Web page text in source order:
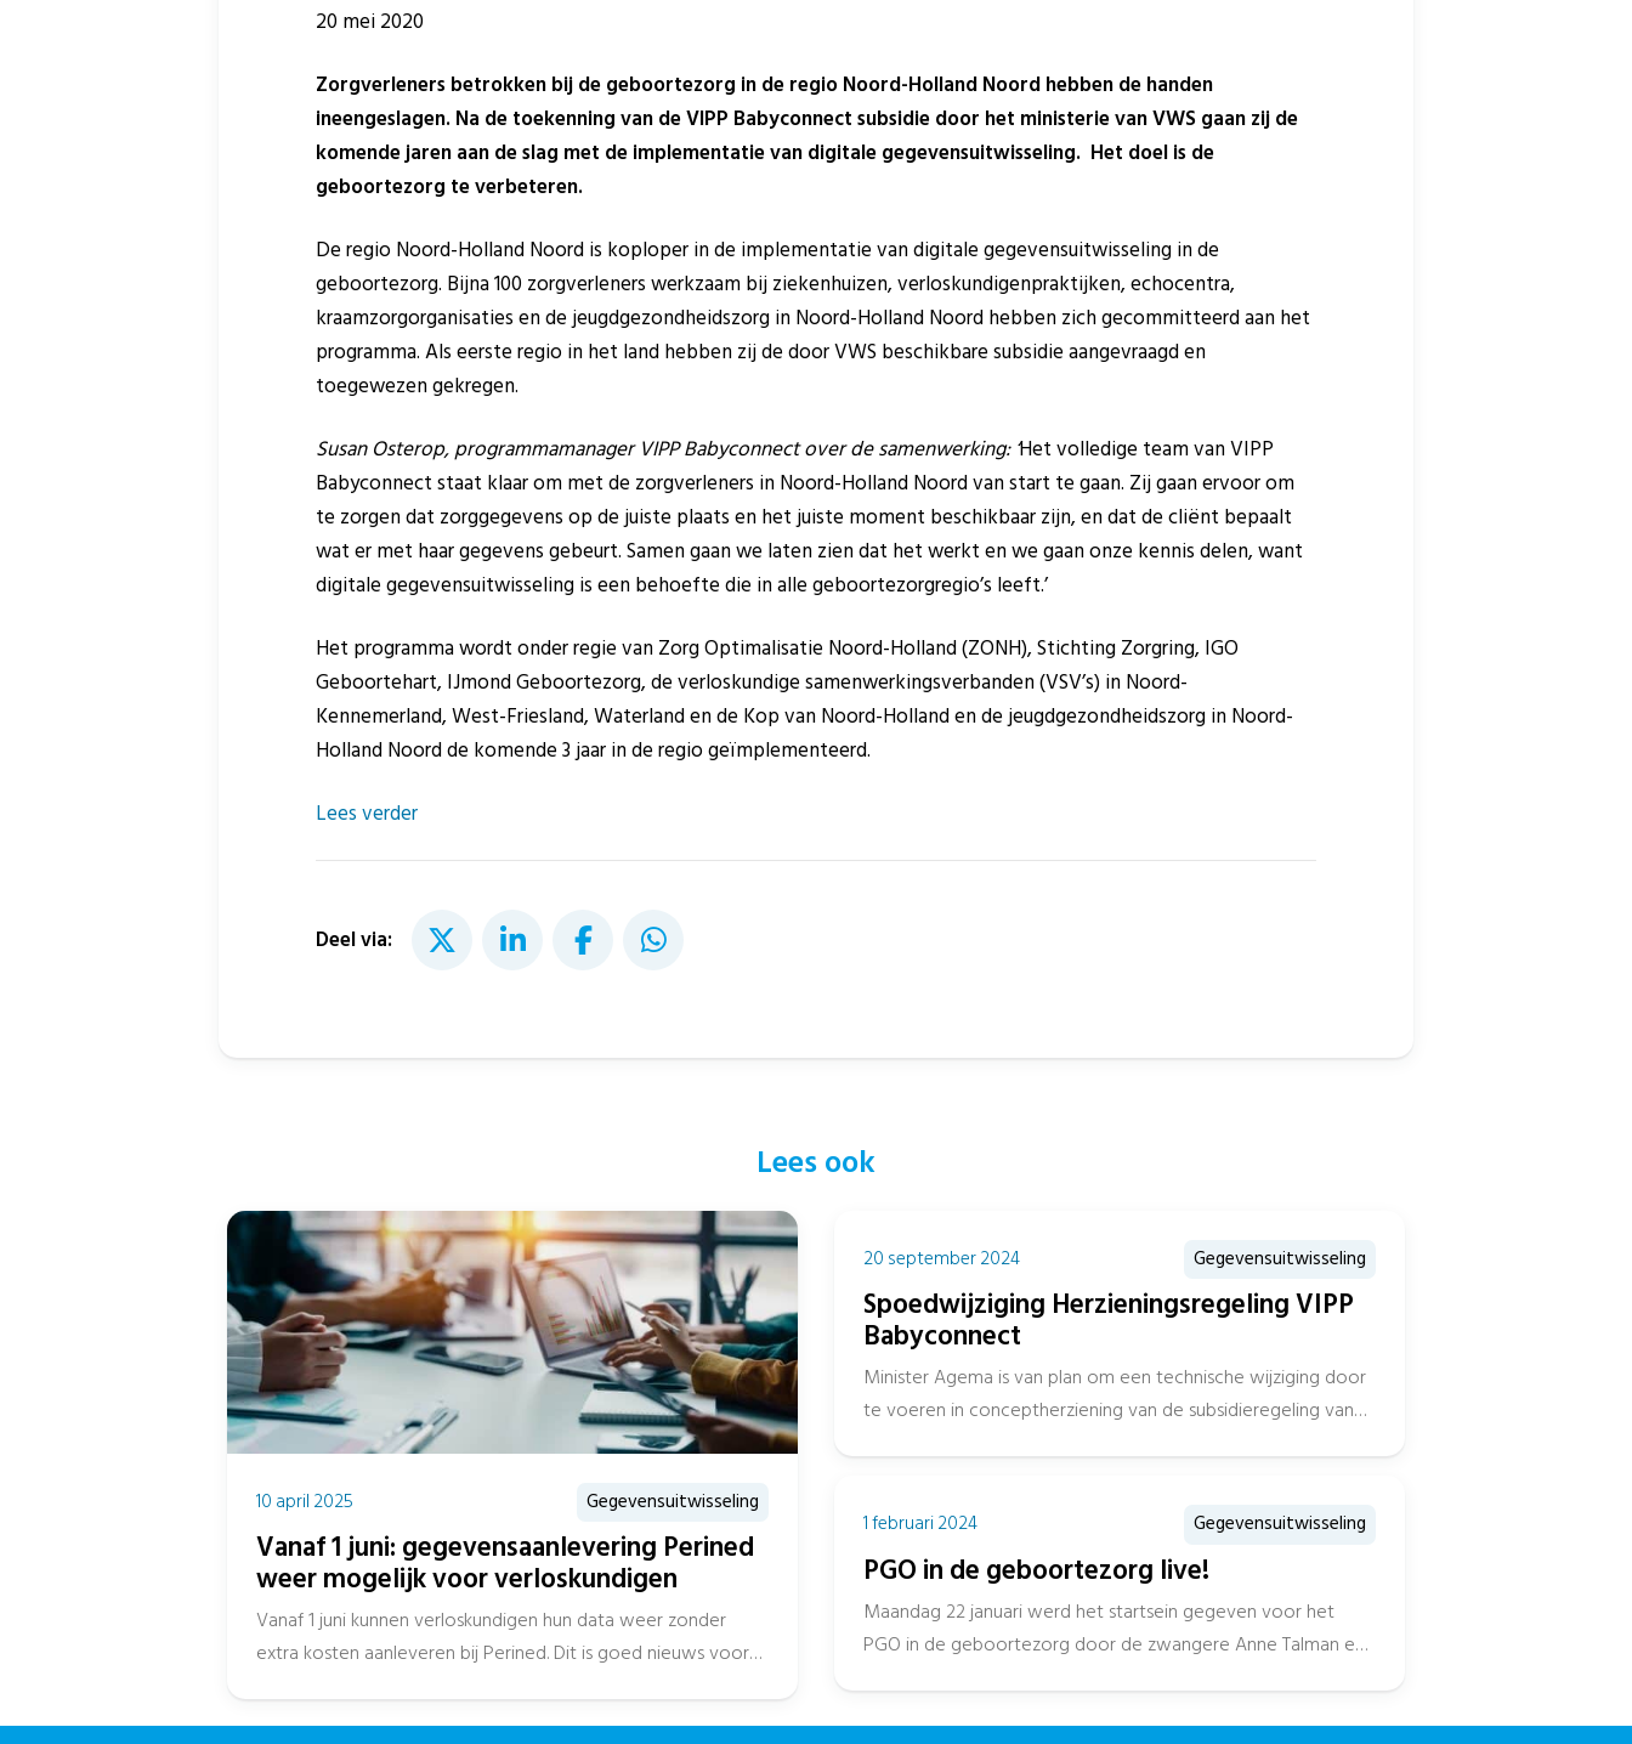
20 mei 2020
Zorgverleners betrokken bij de geboortezorg in de regio Noord-Holland Noord hebben de handen
ineengeslagen. Na de toekenning van de VIPP Babyconnect subsidie door het ministerie van VWS gaan zij de
komende jaren aan de slag met de implementatie van digitale gegevensuitwisseling. Het doel is de
geboortezorg te verbeteren.
De regio Noord-Holland Noord is koploper in de implementatie van digitale gegevensuitwisseling in de
geboortezorg. Bijna 100 zorgverleners werkzaam bij ziekenhuizen, verloskundigenpraktijken, echocentra,
kraamzorgorganisaties en de jeugdgezondheidszorg in Noord-Holland Noord hebben zich gecommitteerd aan het
programma. Als eerste regio in het land hebben zij de door VWS beschikbare subsidie aangevraagd en
toegewezen gekregen.
Susan Osterop, programmamanager VIPP Babyconnect over de samenwerking: ‘Het volledige team van VIPP
Babyconnect staat klaar om met de zorgverleners in Noord-Holland Noord van start te gaan. Zij gaan ervoor om
te zorgen dat zorggegevens op de juiste plaats en het juiste moment beschikbaar zijn, en dat de cliënt bepaalt
wat er met haar gegevens gebeurt. Samen gaan we laten zien dat het werkt en we gaan onze kennis delen, want
digitale gegevensuitwisseling is een behoefte die in alle geboortezorgregio’s leeft.’
Het programma wordt onder regie van Zorg Optimalisatie Noord-Holland (ZONH), Stichting Zorgring, IGO
Geboortehart, IJmond Geboortezorg, de verloskundige samenwerkingsverbanden (VSV’s) in Noord-
Kennemerland, West-Friesland, Waterland en de Kop van Noord-Holland en de jeugdgezondheidszorg in Noord-
Holland Noord de komende 3 jaar in de regio geïmplementeerd.
Lees verder
Deel via:
Lees ook
10 april 2025 Gegevensuitwisseling
Vanaf 1 juni: gegevensaanlevering Perined
weer mogelijk voor verloskundigen
Vanaf 1 juni kunnen verloskundigen hun data weer zonder
extra kosten aanleveren bij Perined. Dit is goed nieuws voor
20 september 2024 Gegevensuitwisseling
Spoedwijziging Herzieningsregeling VIPP
Babyconnect
Minister Agema is van plan om een technische wijziging door
te voeren in conceptherziening van de subsidieregeling van
1 februari 2024 Gegevensuitwisseling
PGO in de geboortezorg live!
Maandag 22 januari werd het startsein gegeven voor het
PGO in de geboortezorg door de zwangere Anne Talman en